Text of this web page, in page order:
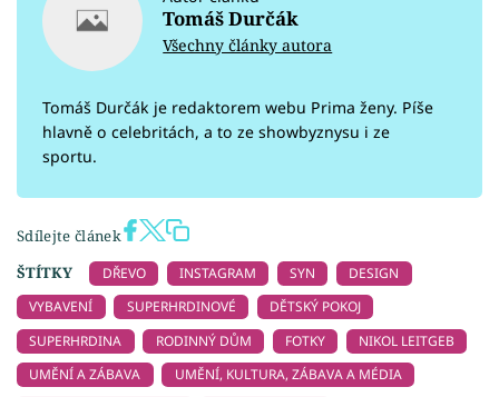
Tomáš Durčák
Všechny články autora
Tomáš Durčák je redaktorem webu Prima ženy. Píše
hlavně o celebritách, a to ze showbyznysu i ze
sportu.
Sdílejte článek
ŠTÍTKY
DŘEVO INSTAGRAM SYN
DESIGN
VYBAVENÍ
SUPERHRDINOVÉ
DĚTSKÝ POKOJ
SUPERHRDINA
RODINNÝ DŮM FOTKY
NIKOL LEITGEB
UMĚNÍ A ZÁBAVA
UMĚNÍ, KULTURA, ZÁBAVA A MÉDIA